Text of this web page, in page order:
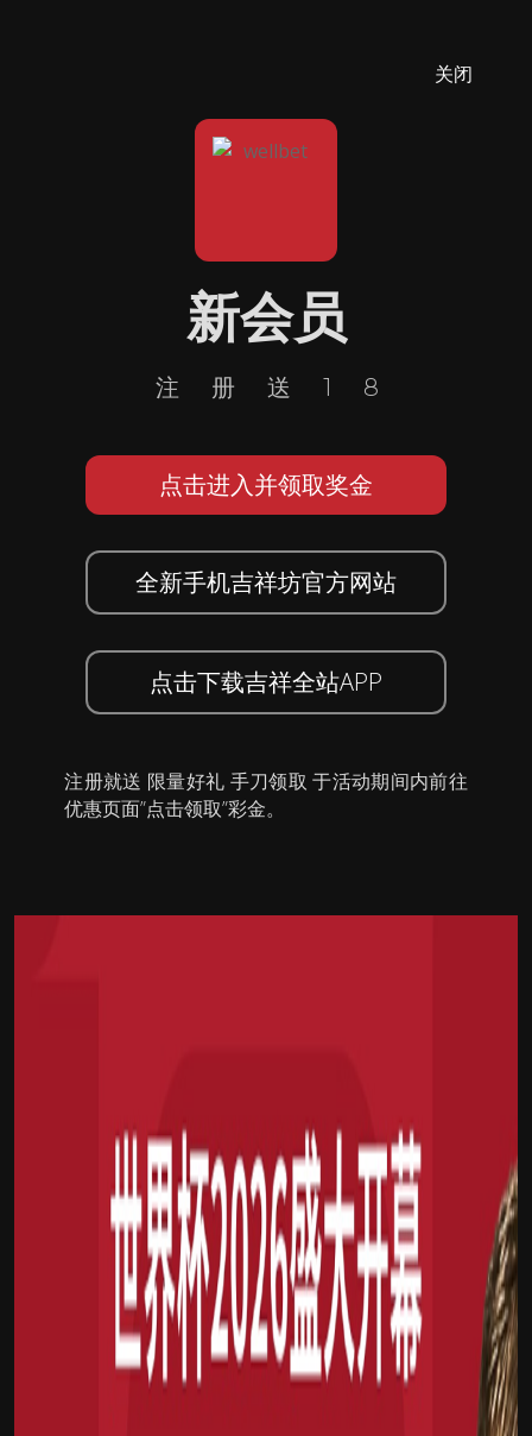
关闭
新会员
注册送18
点击进入并领取奖金
全新手机吉祥坊官方网站
点击下载吉祥全站APP
注册就送 限量好礼 手刀领取 于活动期间内前往
优惠页面”点击领取”彩金。